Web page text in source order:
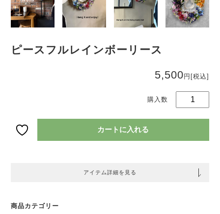
ピースフルレインボーリース
5,500 円 [税込]ル
イ
ー
カートに入れる
アイテム詳細を見る
商品カテゴリー